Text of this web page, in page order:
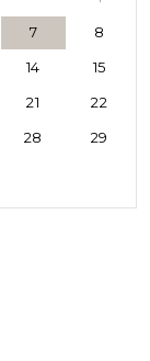
7
8
14
15
21
22
28
29